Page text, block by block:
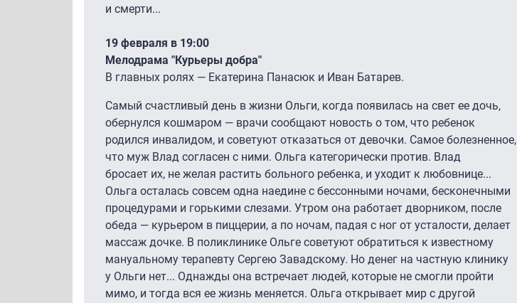
и смерти...
19 февраля в 19:00
Мелодрама "Курьеры добра"
В главных ролях — Екатерина Панасюк и Иван Батарев.
Самый счастливый день в жизни Ольги, когда появилась на свет ее дочь,
обернулся кошмаром — врачи сообщают новость о том, что ребенок
родился инвалидом, и советуют отказаться от девочки. Самое болезненное,
что муж Влад согласен с ними. Ольга категорически против. Влад
бросает их, не желая растить больного ребенка, и уходит к любовнице...
Ольга осталась совсем одна наедине с бессонными ночами, бесконечными
процедурами и горькими слезами. Утром она работает дворником, после
обеда — курьером в пиццерии, а по ночам, падая с ног от усталости, делает
массаж дочке. В поликлинике Ольге советуют обратиться к известному
мануальному терапевту Сергею Завадскому. Но денег на частную клинику
у Ольги нет... Однажды она встречает людей, которые не смогли пройти
мимо, и тогда вся ее жизнь меняется. Ольга открывает мир с другой